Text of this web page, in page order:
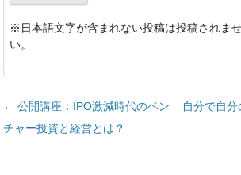
※日本語文字が含まれない投稿は投稿されま
い。
投稿ナビゲーション
← 公開講座：IPO激減時代のベン
チャー投資と経営とは？
自分で自